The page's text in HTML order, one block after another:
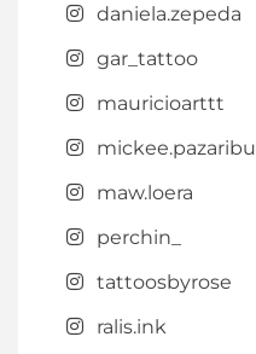
daniela.zepeda
gar_tattoo
mauricioarttt
mickee.pazaribu
maw.loera
perchin_
tattoosbyrose
ralis.ink